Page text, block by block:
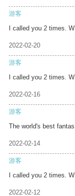
游客
I called you 2 times. W
2022-02-20
游客
I called you 2 times. W
2022-02-16
游客
The world's best fantas
2022-02-14
游客
I called you 2 times. W
2022-02-12